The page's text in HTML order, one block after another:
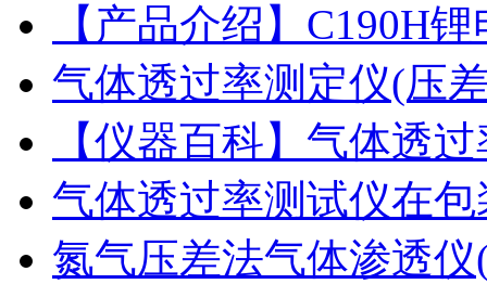
【产品介绍】C190H
气体透过率测定仪(压
【仪器百科】气体透
气体透过率测试仪在
氮气压差法气体渗透